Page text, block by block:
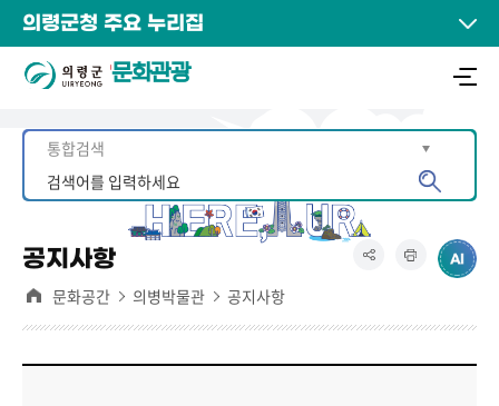
의령군청 주요 누리집
문화관광
공지사항
문화공간 의병박물관 공지사항